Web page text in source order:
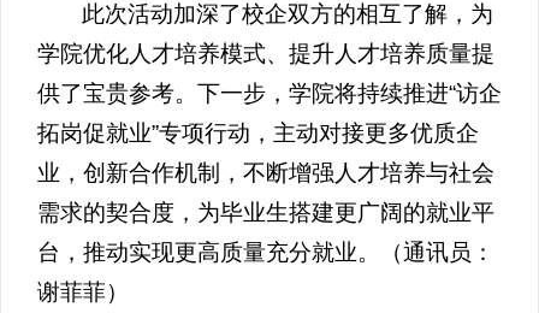
此次活动加深了校企双方的相互了解，为
学院优化人才培养模式、提升人才培养质量提
供了宝贵参考。下一步，学院将持续推进“访企
拓岗促就业”专项行动，主动对接更多优质企
业，创新合作机制，不断增强人才培养与社会
需求的契合度，为毕业生搭建更广阔的就业平
台，推动实现更高质量充分就业。（通讯员：
谢菲菲）